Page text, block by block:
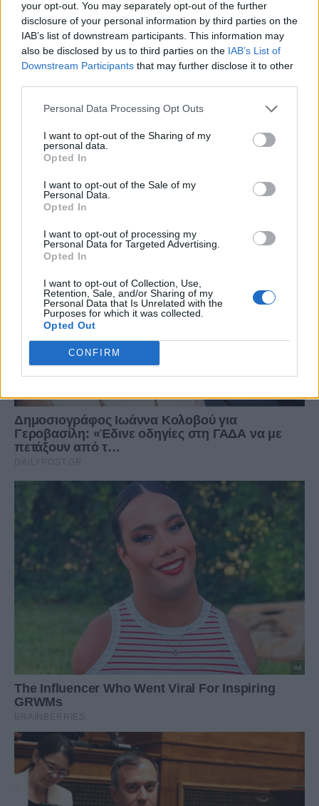
your opt-out. You may separately opt-out of the further
disclosure of your personal information by third parties on the
IAB’s list of downstream participants. This information may
also be disclosed by us to third parties on the IAB’s List of
Downstream Participants that may further disclose it to other
Personal Data Processing Opt Outs
I want to opt-out of the Sharing of my
personal data.
Opted In
I want to opt-out of the Sale of my
Personal Data.
Opted In
I want to opt-out of processing my
Personal Data for Targeted Advertising.
Opted In
I want to opt-out of Collection, Use,
Retention, Sale, and/or Sharing of my
Personal Data that Is Unrelated with the
Purposes for which it was collected.
Opted Out
CONFIRM